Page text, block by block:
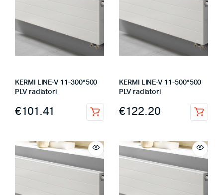
KERMI LINE-V 11-300*500
PLV radiatori
€101.41
KERMI LINE-V 11-500*500
PLV radiatori
€122.20